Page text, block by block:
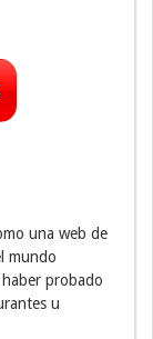
una web de
mundo
probado
u